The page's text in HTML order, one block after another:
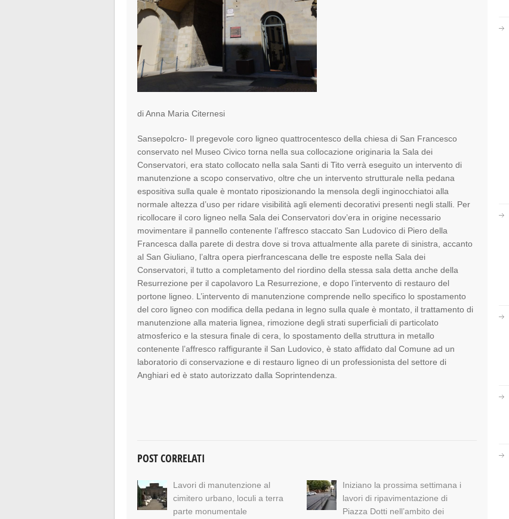
di Anna Maria Citernesi
Sansepolcro- Il pregevole coro ligneo quattrocentesco della chiesa di San Francesco
conservato nel Museo Civico torna nella sua collocazione originaria la Sala dei
Conservatori, era stato collocato nella sala Santi di Tito verrà eseguito un intervento di
manutenzione a scopo conservativo, oltre che un intervento strutturale nella pedana
espositiva sulla quale è montato riposizionando la mensola degli inginocchiatoi alla
normale altezza d’uso per ridare visibilità agli elementi decorativi presenti negli stalli. Per
ricollocare il coro ligneo nella Sala dei Conservatori dov’era in origine necessario
movimentare il pannello contenente l’affresco staccato San Ludovico di Piero della
Francesca dalla parete di destra dove si trova attualmente alla parete di sinistra, accanto
al San Giuliano, l’altra opera pierfrancescana delle tre esposte nella Sala dei
Conservatori, il tutto a completamento del riordino della stessa sala detta anche della
Resurrezione per il capolavoro La Resurrezione, e dopo l’intervento di restauro del
portone ligneo. L’intervento di manutenzione comprende nello specifico lo spostamento
del coro ligneo con modifica della pedana in legno sulla quale è montato, il trattamento di
manutenzione alla materia lignea, rimozione degli strati superficiali di particolato
atmosferico e la stesura finale di cera, lo spostamento della struttura in metallo
contenente l’affresco raffigurante il San Ludovico, è stato affidato dal Comune ad un
laboratorio di conservazione e di restauro ligneo di un professionista del settore di
Anghiari ed è stato autorizzato dalla Soprintendenza.
POST CORRELATI
Lavori di manutenzione al
cimitero urbano, loculi a terra
parte monumentale
Iniziano la prossima settimana i
lavori di ripavimentazione di
Piazza Dotti nell’ambito dei